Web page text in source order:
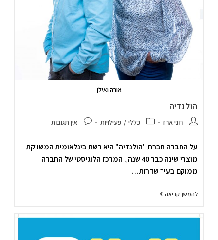
אורה ואילן
הולנדיה
רוני ארז כללי / פעילויות אין תגובות
על החברה חברת "הולנדיה" היא רשת בינלאומית המשווקת
מוצרי שינה כבר 40 שנה,. המרכז הלוגיסטי של החברה
ממוקם בעיר שדרות…
להמשך קריאה